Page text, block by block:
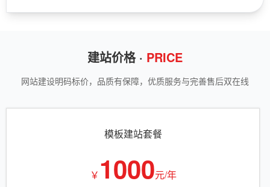
建站价格 · PRICE
网站建设明码标价，品质有保障，优质服务与完善售后双在线
模板建站套餐
￥ 1000元/年